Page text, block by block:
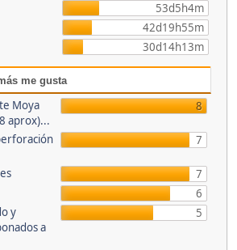
53d5h4m
42d19h55m
30d14h13m
me gusta
Moya
aprox)...
8
7
7
6
y
a
5